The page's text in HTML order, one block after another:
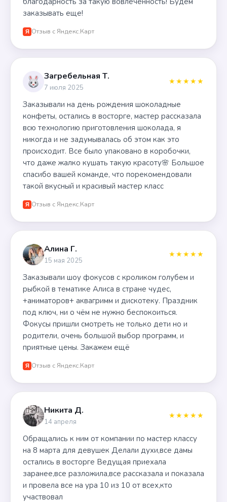
заказывать еще!
Я Отзыв с Яндекс.Карт
Загребельная Т.
7 июля 2025
★★★★★
Заказывали на день рождения шоколадные
конфеты, остались в восторге, мастер рассказала
всю технологию приготовления шоколада, я
никогда и не задумывалась об этом как это
происходит. Все было упаковано в коробочки,
что даже жалко кушать такую красоту🌸 Большое
спасибо вашей команде, что порекомендовали
такой вкусный и красивый мастер класс
Я Отзыв с Яндекс.Карт
Алина Г.
15 мая 2025
★★★★★
Заказывали шоу фокусов с кроликом голубем и
рыбкой в тематике Алиса в стране чудес,
+аниматоров+ аквагримм и дискотеку. Праздник
под ключ, ни о чём не нужно беспокоиться.
Фокусы пришли смотреть не только дети но и
родители, очень большой выбор программ, и
приятные цены. Закажем ещё
Я Отзыв с Яндекс.Карт
Никита Д.
14 апреля
★★★★★
Обращались к ним от компании по мастер классу
на 8 марта для девушек Делали духи,все дамы
остались в восторге Ведущая приехала
заранее,все разложила,все рассказала и показала
и провела все на ура 10 из 10 от всех,кто
участвовал